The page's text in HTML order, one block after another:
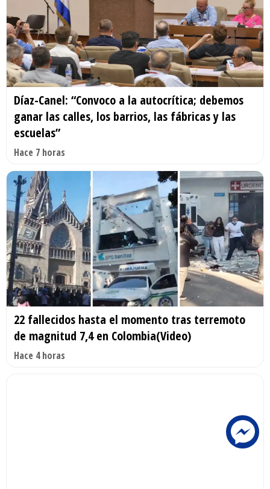
Díaz-Canel: “Convoco a la autocrítica; debemos
ganar las calles, los barrios, las fábricas y las
escuelas”
Hace 7 horas
22 fallecidos hasta el momento tras terremoto
de magnitud 7,4 en Colombia(Video)
Hace 4 horas